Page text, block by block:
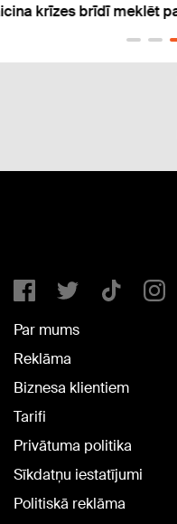
bērns
Par mums
Reklāma
Biznesa klientiem
Tarifi
Privātuma politika
Sīkdatņu iestatījumi
Politiskā reklāma